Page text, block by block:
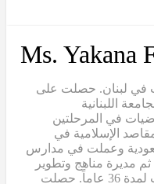
Ms. Yakana
لبنان. حصلت على
اللبنانية
في المرحلتين
الإسلامية في
1978 م إلى السعودية وعملت في مدارس
ثم مديرة مناهج وتطوير
مهني ومدربة للمعلمات والمشرفات لمدة 36 عاماً. حصلت